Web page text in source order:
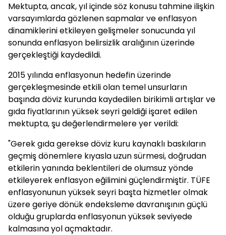
Mektupta, ancak, yıl içinde söz konusu tahmine ilişkin
varsayımlarda gözlenen sapmalar ve enflasyon
dinamiklerini etkileyen gelişmeler sonucunda yıl
sonunda enflasyon belirsizlik aralığının üzerinde
gerçekleştiği kaydedildi.
2015 yılında enflasyonun hedefin üzerinde
gerçekleşmesinde etkili olan temel unsurların
başında döviz kurunda kaydedilen birikimli artışlar ve
gıda fiyatlarının yüksek seyri geldiği işaret edilen
mektupta, şu değerlendirmelere yer verildi:
"Gerek gıda gerekse döviz kuru kaynaklı baskıların
geçmiş dönemlere kıyasla uzun sürmesi, doğrudan
etkilerin yanında beklentileri de olumsuz yönde
etkileyerek enflasyon eğilimini güçlendirmiştir. TÜFE
enflasyonunun yüksek seyri başta hizmetler olmak
üzere geriye dönük endeksleme davranışının güçlü
olduğu gruplarda enflasyonun yüksek seviyede
kalmasına yol açmaktadır.